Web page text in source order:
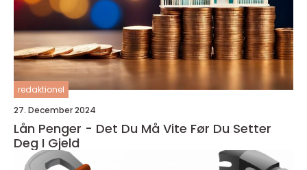
redaktionel
27. December 2024
Lån Penger - Det Du Må Vite Før Du Setter
Deg I Gjeld